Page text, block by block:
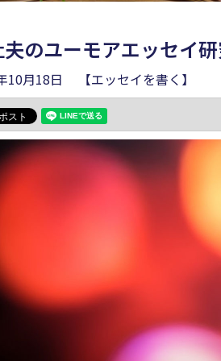
のユーモアエッセイ
10月18日 【エッセイを書く】